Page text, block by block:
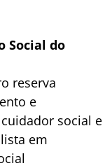
Social do
reserva
e
social e
em